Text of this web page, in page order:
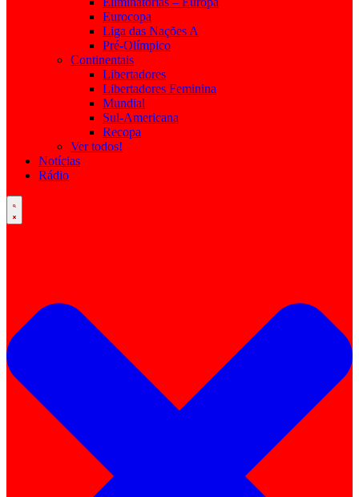
Eurocopa
Liga das Nações A
Pré-Olímpico
Continentais
Libertadores
Libertadores Feminina
Mundial
Sul-Americana
Recopa
Ver todos!
Notícias
Rádio